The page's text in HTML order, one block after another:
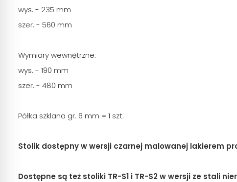
wys. - 235 mm
szer. - 560 mm
Wymiary wewnętrzne:
wys. - 190 mm
szer. - 480 mm
Półka szklana gr. 6 mm = 1 szt.
Stolik dostępny w wersji czarnej malowanej lakierem
Dostępne są też stoliki TR-S1 i TR-S2 w wersji ze stali